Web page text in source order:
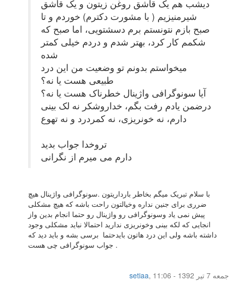
دیشب هم یک قاشق روغن زیتون و یک قاشق
شیرمنیزیم ( با مشورت دکترم) خوردم و تا
صبح بازم نتونستم برم دسشتویی، اما صبح که
شکمم کار کرد، بهتر شدم و دردم خیلی کمتر
شده
میخواستم بدونم تو وضعیت من این درد
طبیعی هست یا نه؟
آیا سونوگرافی واژینال خطرناک هست یا نه؟
درضمن یادم رفت بگم، خداروشکر نه لک بینی
دارم، نه خونریزی، نه کمردرد و نه تهوع
تروخدا جواب بدید
دارم می میرم از نگرانی
با سلام تبریک میگم بخاطر بارداریتون .سونوگرافی واژینال هیچ
ضرری برای جنین نداره وخیالتون راحت باشه که هیچ مشکلی
پیش نمی یاد وسونوگرافی رو واژینال رو حتما انجام بدین واز
انجایی که لکه بینی وخونریزی ندارید احتمالا نباید مشکلی وجود
داشته باشه ولی این درد هاتون بایدحتما برسی بشه و باید دید که
جواب سونوگرافی چی هست .
setiaa,
جمعه 7 تیر 1392 - 11:06